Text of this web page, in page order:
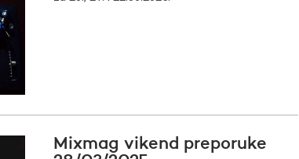
Mixmag vikend preporuke